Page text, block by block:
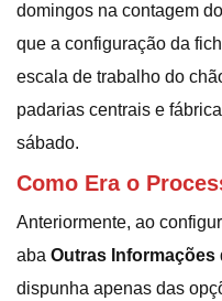
domingos na contagem
que a configuração da
escala de trabalho do
padarias centrais e
sábado.
Como Era o
Anteriormente, ao
aba Outras Informações
dispunha apenas das